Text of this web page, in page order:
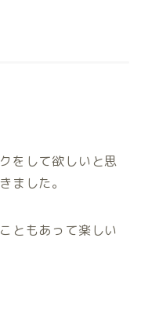
をして欲しいと思
ました。
ともあって楽しい